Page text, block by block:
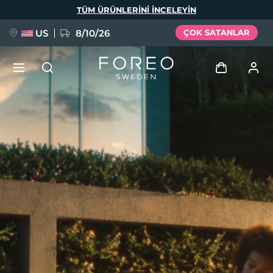
TÜM ÜRÜNLERINI INCELEYIN
US 8/10/26 ÇOK SATANLAR
Cihazlarım
Siparişlerim
Adresim
Aboneliklerim
YENİ
FAQ™ Pure Beauty-Tech Elixir
BREAKING NEWS
issa™ Teeth Whitening Set
Dil Seçimi
English Deutsch
Español
Français
Italiano
Português
Svenska
Türkçe
简体中文 繁體中文